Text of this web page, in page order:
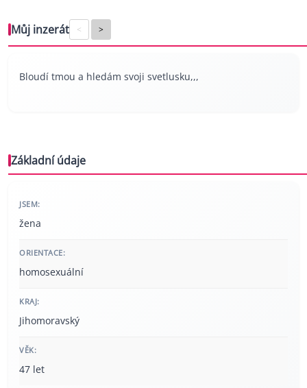
Můj inzerát < >
Bloudí tmou a hledám svoji svetlusku,,,
Základní údaje
JSEM:
žena
ORIENTACE:
homosexuální
KRAJ:
Jihomoravský
VĚK:
47 let